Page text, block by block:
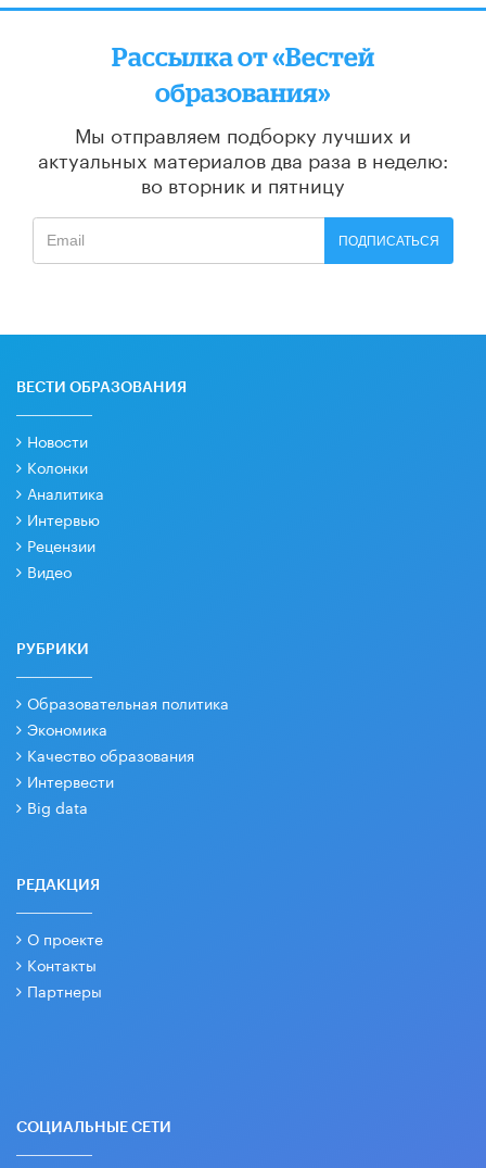
Рассылка от «Вестей
образования»
Мы отправляем подборку лучших и
актуальных материалов два раза в неделю:
во вторник и пятницу
ПОДПИСАТЬСЯ
ВЕСТИ ОБРАЗОВАНИЯ
Новости
Колонки
Аналитика
Интервью
Рецензии
Видео
РУБРИКИ
Образовательная политика
Экономика
Качество образования
Интервести
Big data
РЕДАКЦИЯ
О проекте
Контакты
Партнеры
СОЦИАЛЬНЫЕ СЕТИ